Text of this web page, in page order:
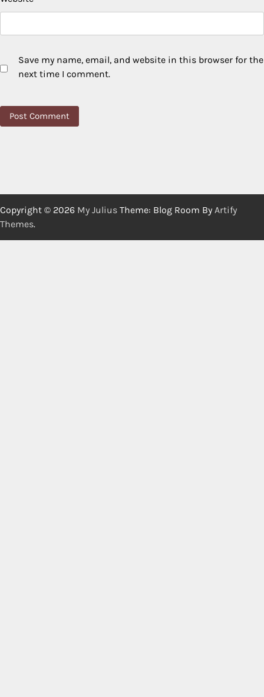
Save my name, email, and website in this browser for the
next time I comment.
Copyright © 2026 My Julius Theme: Blog Room By Artify
Themes.